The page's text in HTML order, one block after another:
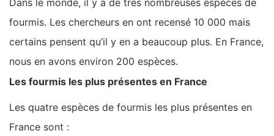
fourmis. Les chercheurs en ont recensé 10 000 mais
certains pensent qu’il y en a beaucoup plus. En France,
nous en avons environ 200 espèces.
Les fourmis les plus présentes en France
Les quatre espèces de fourmis les plus présentes en
France sont :